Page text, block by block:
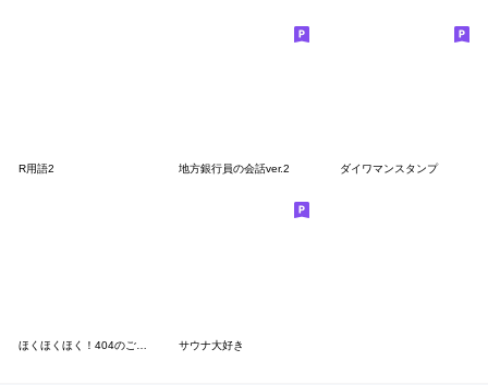
R用語2 地方銀行員の会話ver.2 ダイワマンスタンプ
サウナ大好き